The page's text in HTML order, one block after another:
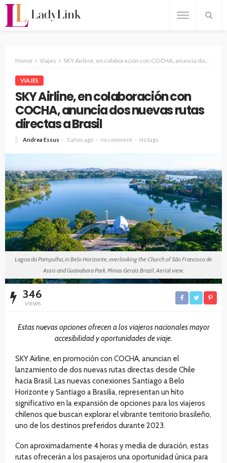
Home Viajes SKY Airline, en colaboración con COCHA, anuncia dos nuevas rutas directas a Brasil
VIAJES
SKY Airline, en colaboración con
COCHA, anuncia dos nuevas rutas
directas a Brasil
Andrea Essus 3 años ago no comment No tags
Lagoa da Pampulha, in Belo Horizonte, overlooking the Church of São Francisco de
Assis and Guanabara Park. Minas Gerais Brazil. Aerial view.
346
VIEWS
Estas nuevas opciones ofrecen a los viajeros nacionales mayor
accesibilidad y oportunidades de viaje.
SKY Airline, en promoción con COCHA, anuncian el
lanzamiento de dos nuevas rutas directas desde Chile
hacia Brasil. Las nuevas conexiones Santiago a Belo
Horizonte y Santiago a Brasilia, representan un hito
significativo en la expansión de opciones para los viajeros
chilenos que buscan explorar el vibrante territorio brasileño,
uno de los destinos preferidos durante 2023.
Con aproximadamente 4 horas y media de duración, estas
rutas ofrecerán a los pasajeros una oportunidad única para